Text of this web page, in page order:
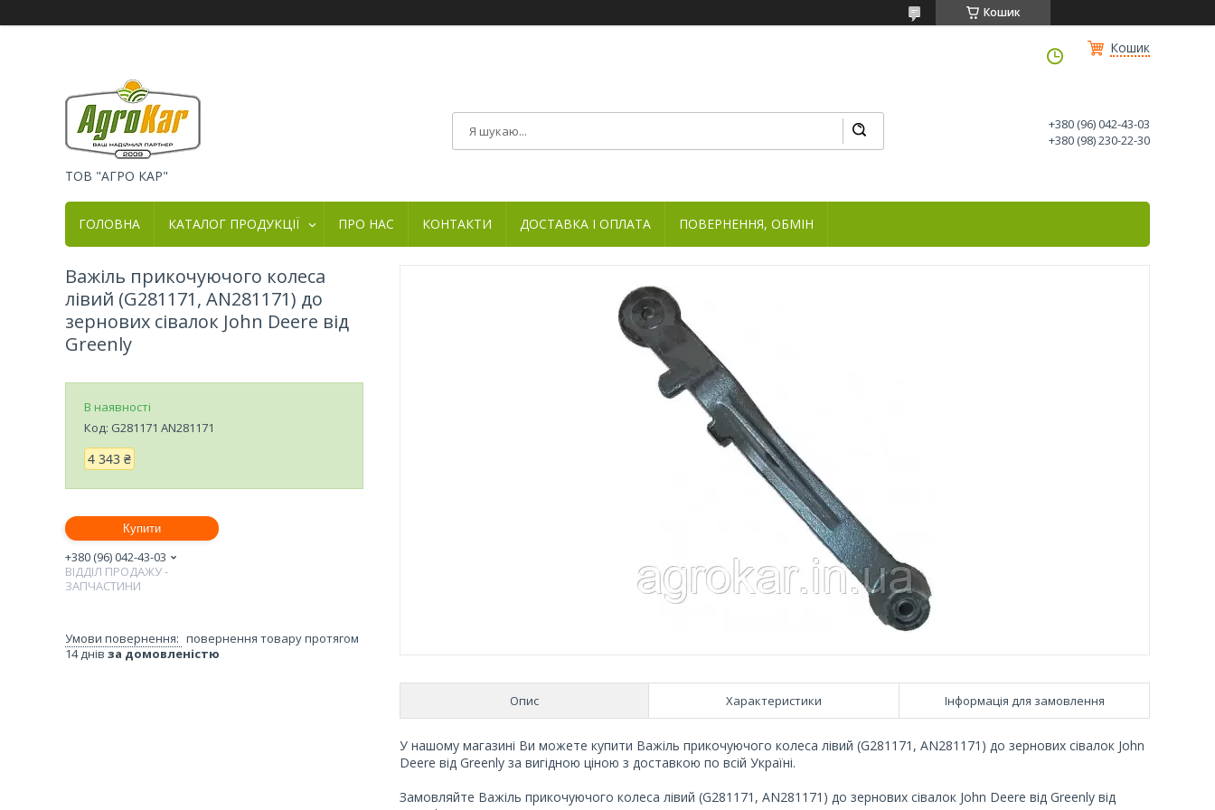
Кошик
Кошик
ТОВ "АГРО КАР"
+380 (96) 042-43-03
+380 (98) 230-22-30
ГОЛОВНА КАТАЛОГ ПРОДУКЦІЇ ПРО НАС КОНТАКТИ ДОСТАВКА І ОПЛАТА ПОВЕРНЕННЯ, ОБМІН
Опис Характеристики Інформація для замовлення
У нашому магазині Ви можете купити Важіль прикочуючого колеса лівий (G281171, AN281171) до зернових сівалок John
Deere від Greenly за вигідною ціною з доставкою по всій Україні.
Замовляйте Важіль прикочуючого колеса лівий (G281171, AN281171) до зернових сівалок John Deere від Greenly від
Важіль прикочуючого колеса
лівий (G281171, AN281171) до
зернових сівалок John Deere від
Greenly
В наявності
Код: G281171 AN281171
4 343 ₴
Купити
+380 (96) 042-43-03
ВІДДІЛ ПРОДАЖУ -
ЗАПЧАСТИНИ
повернення товару протягом
14 днів за домовленістю